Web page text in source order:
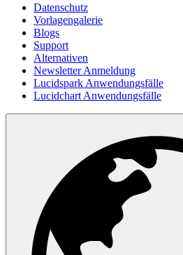
Datenschutz
Vorlagengalerie
Blogs
Support
Alternativen
Newsletter Anmeldung
Lucidspark Anwendungsfälle
Lucidchart Anwendungsfälle